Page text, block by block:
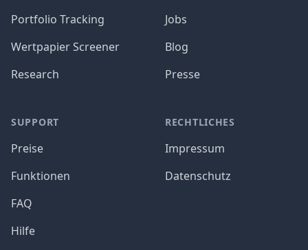
Portfolio Tracking
Wertpapier Screener
Research
SUPPORT
Preise
Funktionen
FAQ
Hilfe
Jobs
Blog
Presse
RECHTLICHES
Impressum
Datenschutz